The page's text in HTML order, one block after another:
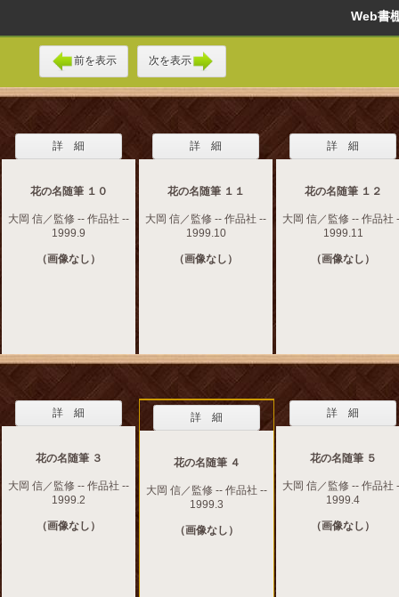
Web
前を表示 次を表示
詳 細
花の名随筆 １０
大岡 信／監修 -- 作品社 --
1999.9
（画像なし）
詳 細
花の名随筆 １１
大岡 信／監修 -- 作品社 --
1999.10
（画像なし）
詳 細
花の名随筆 １２
大岡 信／監修 -- 作品社
1999.11
（画像なし）
詳 細
花の名随筆 ３
大岡 信／監修 -- 作品社 --
1999.2
（画像なし）
詳 細
花の名随筆 ４
大岡 信／監修 -- 作品社 --
1999.3
（画像なし）
詳 細
花の名随筆 ５
大岡 信／監修 -- 作品社
1999.4
（画像なし）